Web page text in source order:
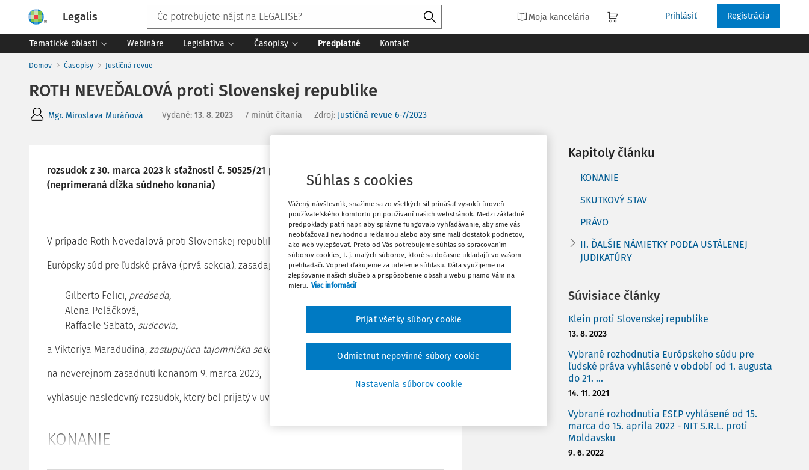
Legalis Moja kancelária Prihlásiť Registrácia
Tematické oblasti Webináre Legislatíva Časopisy Predplatné Kontakt
Domov Časopisy Justičná revue
ROTH NEVEĎALOVÁ proti Slovenskej republike
Mgr. Miroslava Muráňová Vydané: 13. 8. 2023 7 minút čítania Zdroj: Justičná revue 6-7/2023
rozsudok z 30. marca 2023 k sťažnosti č. 50525/21 pre porušenie článku 6 ods. 1 Dohovoru
(neprimeraná dĺžka súdneho konania)
V prípade Roth Neveďalová proti Slovenskej republike,
Európsky súd pre ľudské práva (prvá sekcia), zasadajúc vo výbore v zložení:
Gilberto Felici, predseda,
Alena Poláčková,
Raffaele Sabato, sudcovia,
a Viktoriya Maradudina, zastupujúca tajomníčka sekcie,
na neverejnom zasadnutí konanom 9. marca 2023,
vyhlasuje nasledovný rozsudok, ktorý bol prijatý v uvedený deň:
KONANIE
Obľúbené
Zdieľať
Stiahnuť
Kapitoly článku
KONANIE
SKUTKOVÝ STAV
PRÁVO
II. ĎALŠIE NÁMIETKY PODĽA USTÁLENEJ
JUDIKATÚRY
Súvisiace články
Klein proti Slovenskej republike
13. 8. 2023
Vybrané rozhodnutia Európskeho súdu pre
ľudské práva vyhlásené v období od 1. augusta
do 21. ...
14. 11. 2021
Vybrané rozhodnutia ESĽP vyhlásené od 15.
marca do 15. apríla 2022 - NIT S.R.L. proti
Moldavsku
9. 6. 2022
Súhlas s cookies
Vážený návštevník, snažíme sa zo všetkých síl prinášať vysokú úroveň
používateľského komfortu pri používaní našich webstránok. Medzi základné
predpoklady patrí napr. aby správne fungovalo vyhľadávanie, aby sme vás
neobťažovali nevhodnou reklamou alebo aby sme mali dostatok podnetov,
ako web vylepšovať. Preto od Vás potrebujeme súhlas so spracovaním
súborov cookies, t. j. malých súborov, ktoré sa dočasne ukladajú vo vašom
prehliadači. Vopred ďakujeme za udelenie súhlasu. Dáta využijeme na
zlepšovanie našich služieb a prispôsobenie obsahu webu priamo Vám na
mieru. Viac informácií
Nastavenia súborov cookie
Odmietnut nepovinné súbory cookie
Prijať všetky súbory cookie